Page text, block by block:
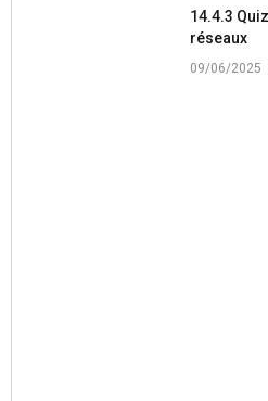
14.4.3
réseaux
09/06/2025